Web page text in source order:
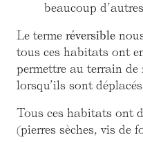
beaucoup
Le terme réversible
tous ces habitats ont
permettre au terrain
lorsqu’ils sont
Tous ces habitats ont
(pierres sèches, vis de